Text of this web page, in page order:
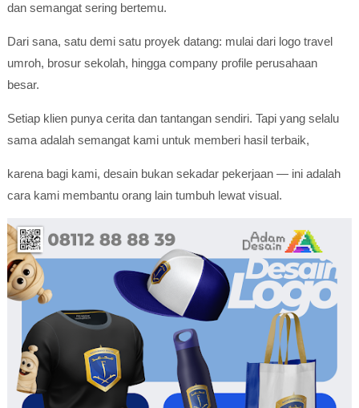
dan semangat sering bertemu.
Dari sana, satu demi satu proyek datang: mulai dari logo travel
umroh, brosur sekolah, hingga company profile perusahaan
besar.
Setiap klien punya cerita dan tantangan sendiri. Tapi yang selalu
sama adalah semangat kami untuk memberi hasil terbaik,
karena bagi kami, desain bukan sekadar pekerjaan — ini adalah
cara kami membantu orang lain tumbuh lewat visual.